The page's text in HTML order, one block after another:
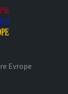
Evrope